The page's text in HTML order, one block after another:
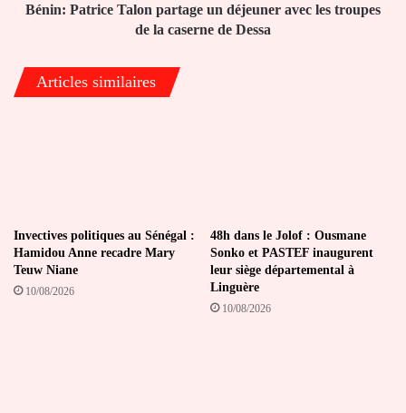
de
Dessa
Bénin: Patrice Talon partage un déjeuner avec les troupes
de la caserne de Dessa
Articles similaires
Invectives politiques au Sénégal :
Hamidou Anne recadre Mary
Teuw Niane
10/08/2026
48h dans le Jolof : Ousmane
Sonko et PASTEF inaugurent
leur siège départemental à
Linguère
10/08/2026